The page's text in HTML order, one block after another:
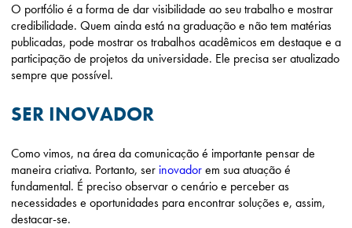
O portfólio é a forma de dar visibilidade ao seu trabalho e mostrar
credibilidade. Quem ainda está na graduação e não tem matérias
publicadas, pode mostrar os trabalhos acadêmicos em destaque e a
participação de projetos da universidade. Ele precisa ser atualizado
sempre que possível.
SER INOVADOR
Como vimos, na área da comunicação é importante pensar de
maneira criativa. Portanto, ser inovadorem sua atuação é
fundamental. É preciso observar o cenário e perceber as
necessidades e oportunidades para encontrar soluções e, assim,
destacar-se.